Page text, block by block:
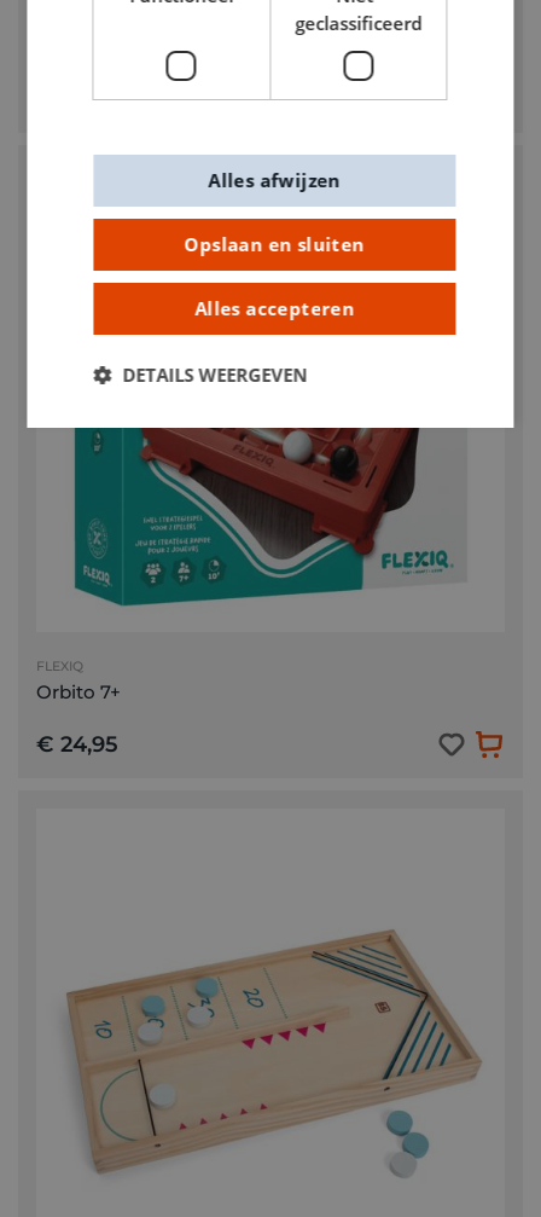
Schaak- en backgammonspel met spelstukken
opklapbaar 38,5 cm
€ 29,95
FLEXIQ
Orbito 7+
€ 24,95
geclassificeerd
Opslaan en sluiten
Alles accepteren
Alles afwijzen
DETAILS WEERGEVEN